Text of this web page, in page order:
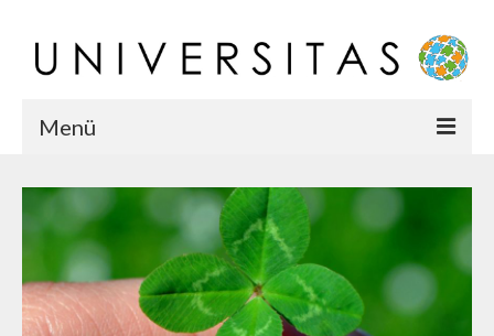
Menü
Startseite
Chronik
Karriere
Team